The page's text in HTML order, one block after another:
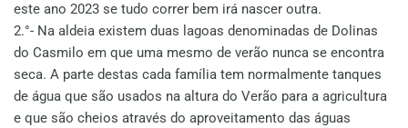
este ano 2023 se tudo correr bem irá nascer outra.
2.°- Na aldeia existem duas lagoas denominadas de Dolinas
do Casmilo em que uma mesmo de verão nunca se encontra
seca. A parte destas cada família tem normalmente tanques
de água que são usados na altura do Verão para a agricultura
e que são cheios através do aproveitamento das águas